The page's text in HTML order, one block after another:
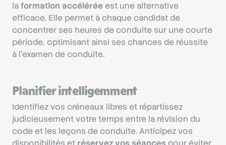
laformation accéléréeest une alternative
efficace. Elle permet à chaque candidat de
concentrer ses heures de conduite sur une courte
période, optimisant ainsi ses chances de réussite
à l’examen de conduite.
Planifier intelligemment
Identifiez vos créneaux libres et répartissez
judicieusement votre temps entre la révision du
code et les leçons de conduite. Anticipez vos